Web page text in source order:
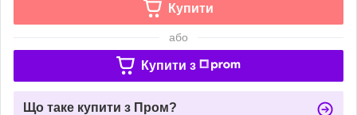
Купити
або
Купити з
Що таке купити з Пром?